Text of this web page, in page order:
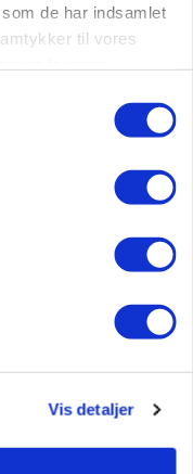
de har indsamlet
til vores
Vis detaljer
efterårets største